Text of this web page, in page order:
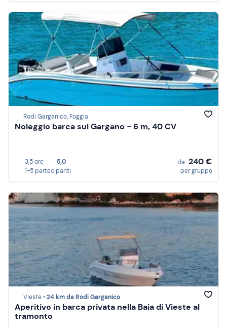
Rodi Garganico, Foggia
Noleggio barca sul Gargano - 6 m, 40 CV
3,5 ore
5,0
1-5 partecipanti
da 240 €
per gruppo
Vieste •24 km da Rodi Garganico
Aperitivo in barca privata nella Baia di Vieste al
tramonto